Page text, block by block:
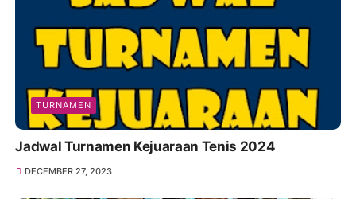
TURNAMEN
Jadwal Turnamen Kejuaraan Tenis 2024
DECEMBER 27, 2023